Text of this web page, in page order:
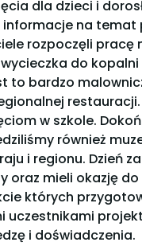
dla dzieci i
na
rozpoczęli
do
to bardzo
w szkole.
również
i regionu. Dzień
oraz mieli okazję
których
uczestnikami
i doświadczenia.